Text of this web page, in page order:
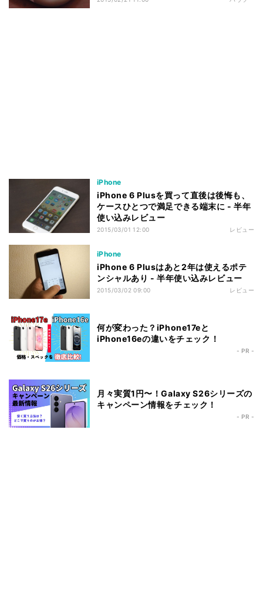
iPhone
iPhone 6 Plusを買って直後は後悔も、
ケースひとつで満足できる端末に - 半年
使い込みレビュー
2015/03/01 12:00 レビュー
iPhone
iPhone 6 Plusはあと2年は使えるポテ
ンシャルあり - 半年使い込みレビュー
2015/03/02 09:00 レビュー
何が変わった？iPhone17eと
iPhone16eの違いをチェック！
- PR -
月々実質1円〜！Galaxy S26シリーズの
キャンペーン情報をチェック！
- PR -